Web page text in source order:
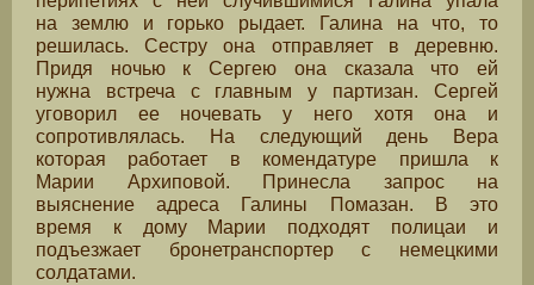
на землю и горько рыдает. Галина на что, то
решилась. Сестру она отправляет в деревню.
Придя ночью к Сергею она сказала что ей
нужна встреча с главным у партизан. Сергей
уговорил ее ночевать у него хотя она и
сопротивлялась. На следующий день Вера
которая работает в комендатуре пришла к
Марии Архиповой. Принесла запрос на
выяснение адреса Галины Помазан. В это
время к дому Марии подходят полицаи и
подъезжает бронетранспортер с немецкими
солдатами.